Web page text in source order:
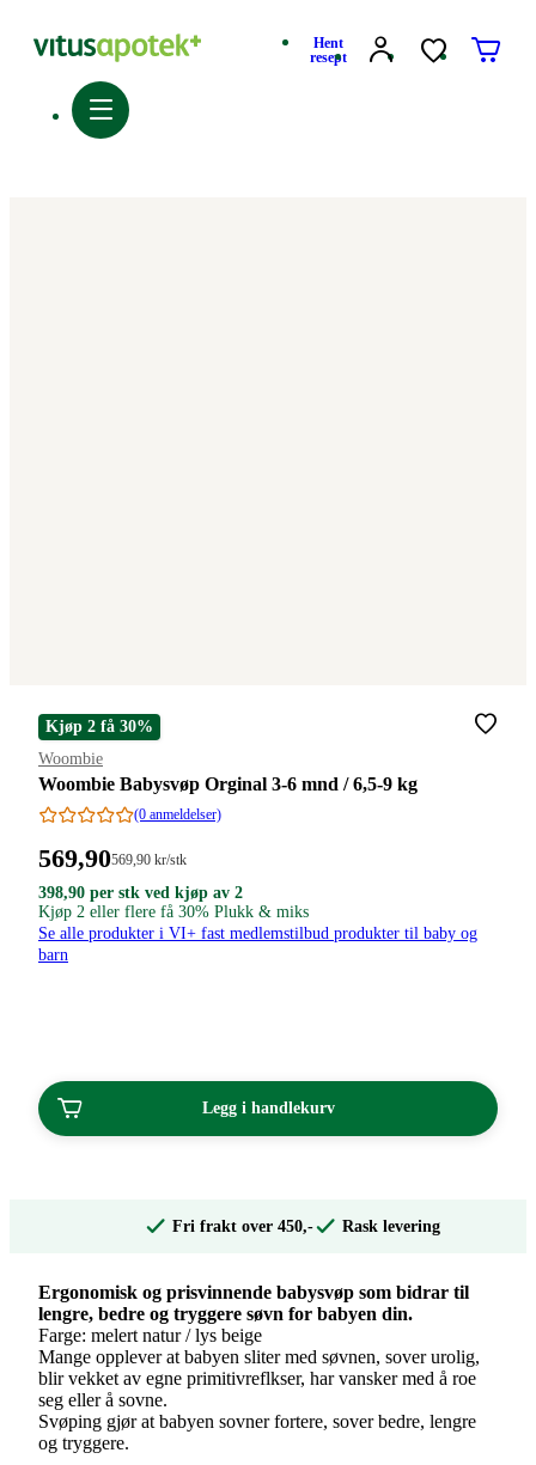
Hent
resept
Kjøp 2 få 30%
Merke:
Woombie
Woombie Babysvøp Orginal 3-6 mnd / 6,5-9 kg
(0 anmeldelser)
Pris:
569,90
kroner.
569,90Stykkpris:
kroner.
569 ,90 kr/stk
398,90
kroner
per
stk
ved
398,90
kroner.
398,90 per stk ved kjøp av 2
Kjøp 2 eller flere få 30% Plukk & miks
Se alle produkter i VI+ fast medlemstilbud produkter til baby og
barn
Legg i handlekurv
Fri frakt over 450,- Rask levering
Ergonomisk og prisvinnende babysvøp som bidrar til
lengre, bedre og tryggere søvn for babyen din.
Farge: melert natur / lys beige
Mange opplever at babyen sliter med søvnen, sover urolig,
blir vekket av egne primitivreflkser, har vansker med å roe
seg eller å sovne.
Svøping gjør at babyen sovner fortere, sover bedre, lengre
og tryggere.